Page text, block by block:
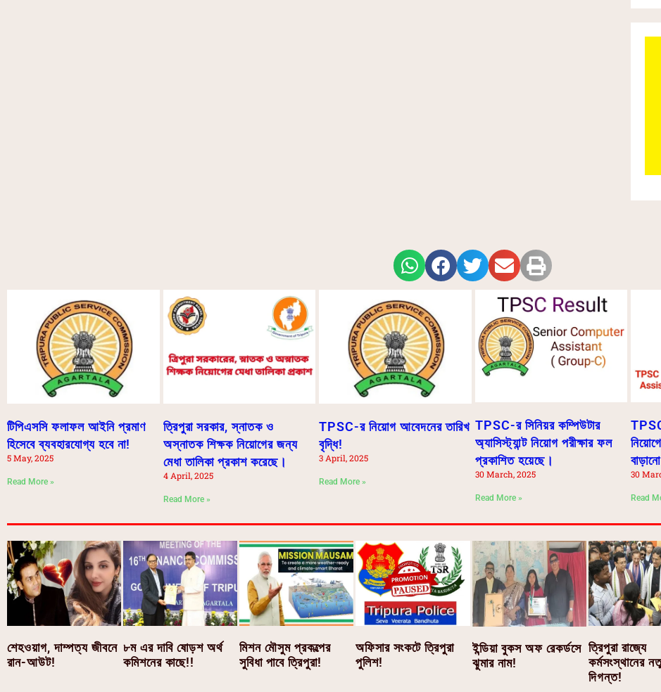
টিপিএসসি ফলাফল আইনি প্রমাণ
হিসেবে ব্যবহারযোগ্য হবে না!
5 May, 2025
Read More »
ত্রিপুরা সরকার, স্নাতক ও
অস্নাতক শিক্ষক নিয়োগের জন্য
মেধা তালিকা প্রকাশ করেছে।
4 April, 2025
Read More »
TPSC-র নিয়োগ আবেদনের তারিখ
বৃদ্ধি!
3 April, 2025
Read More »
TPSC-র সিনিয়র কম্পিউটার
অ্যাসিস্ট্যান্ট নিয়োগ পরীক্ষার ফল
প্রকাশিত হয়েছে।
30 March, 2025
Read More »
30
Read
শেহওয়াগ, দাম্পত্য জীবনে
রান-আউট!
৮ম এর দাবি ষোড়শ অর্থ
কমিশনের কাছে!!
মিশন মৌসুম প্রকল্পের
সুবিধা পাবে ত্রিপুরা!
অফিসার সংকটে ত্রিপুরা
পুলিশ!
ইন্ডিয়া বুকস অফ রেকর্ডসে
ঝুমার নাম!
ত্রিপুরা রাজ্যে
কর্মসংস্থানের
দিগন্ত!